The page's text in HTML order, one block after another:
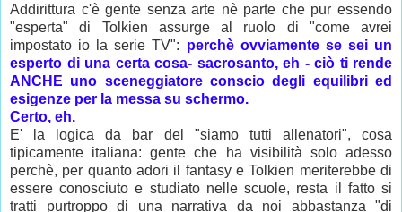
Addirittura c'è gente senza arte nè parte che pur essendo
"esperta" di Tolkien assurge al ruolo di "come avrei
impostato io la serie TV": perchè ovviamente se sei un
esperto di una certa cosa- sacrosanto, eh - ciò ti rende
ANCHE uno sceneggiatore conscio degli equilibri ed
esigenze per la messa su schermo.
Certo, eh.
E' la logica da bar del "siamo tutti allenatori", cosa
tipicamente italiana: gente che ha visibilità solo adesso
perchè, per quanto adori il fantasy e Tolkien meriterebbe di
essere conosciuto e studiato nelle scuole, resta il fatto si
tratti purtroppo di una narrativa da noi abbastanza "di